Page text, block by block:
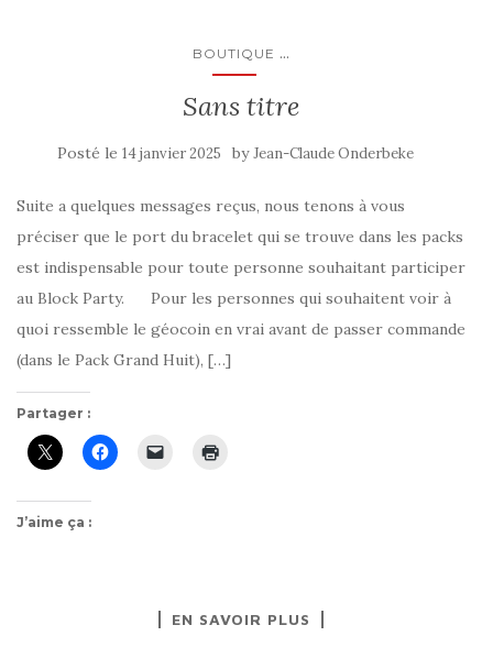
BOUTIQUE ...
Sans titre
Posté le 14 janvier 2025 byJean-Claude Onderbeke
Suite a quelques messages reçus, nous tenons à vous
préciser que le port du bracelet qui se trouve dans les packs
est indispensable pour toute personne souhaitant participer
au Block Party. Pour les personnes qui souhaitent voir à
quoi ressemble le géocoin en vrai avant de passer commande
(dans le Pack Grand Huit), […]
Partager :
J’aime ça :
EN SAVOIR PLUS